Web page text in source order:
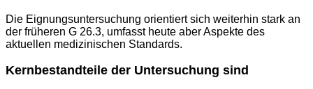
Die Eignungsuntersuchung orientiert sich weiterhin stark an
der früheren G 26.3, umfasst heute aber Aspekte des
aktuellen medizinischen Standards.
Kernbestandteile der Untersuchung sind